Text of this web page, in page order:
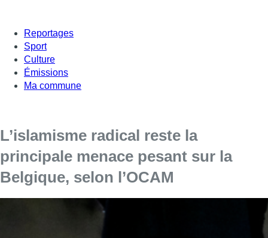
Reportages
Sport
Culture
Émissions
Ma commune
L’islamisme radical reste la
principale menace pesant sur la
Belgique, selon l’OCAM